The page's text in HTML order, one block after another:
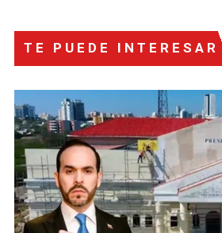
TE PUEDE INTERESAR